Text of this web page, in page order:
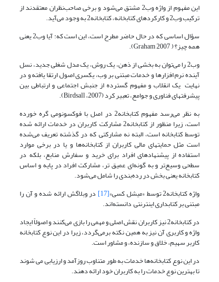
این مفهوم از واژه وب2 مشتق می‌شود و برخی صاحب‌نظران معتقدند از
ترکیب وب2 و کارکردهای کتابخانه، کتابخانه2 به وجود می‌آید.
سؤال اساسی که در حال حاضر مطرح است، این است که: آیا وب2 یعنی
همه چیز؟ (, Graham 2007).
وب2 را می‌توان به بخشی از ذهن، یک روش، یک مدل شغلی جدید، نسل
آینده نرم‌ افزارها و خدمات مبتنی بر وب، یکسری اصول ارتقا یافته و در
نهایت یک انقلاب و مفهوم گسترده‌ از جنبش اجتماعی و ارتباطی بین
پیشرفتهای فناوری و جوامع، تعبیر کرد (Birdsall ،2007).
به نظر می‌رسد مفهوم کتابخانه2 در اصل با فوکسونومی گره خورده
است، زیرا منظور از کتابخانه2 مشارکت کاربران در خدمات ارائه شده
توسط کتابخانه است، البته نه مشارکتی که در گذشته تعریف می‌شده
است مثل حمایتهای مالی کاربران از کتابخانه‌ها و یا در برخی موارد
استفاده از پیشنهادهای افراد برای خرید و سفارش منابع، بلکه در
سطحی وسیع‌تر و به گونه‌ای عمیق تر، مشارکت افراد در پایه و اساس
کتابخانه یعنی بخش در رده‌بندی را شامل می‌شود.
واژه کتابخانه2 توسط «میشل کسی»
[17] در وبلاگش ارائه شده و آن را
مبتنی بر کتابداری اینترنتی دانسته‌اند.
در کتابخانه2 نیز کاربران نقش اصلی و مهمی را بازی می‌کنند و اصولاً ایجاد
واژه و کاربری آن نیز به همین نکته برمی‌گردد، زیرا در این نوع کتابخانه
کاربر سهیم، خلاق و سازنده، و مشاور است.
در این نوع کتابخانه‌ها خدمات به طور متناوب روزآمد و ارزیابی می شوند
تا بهترین نوع خدمات را به کاربران خود ارائه دهند.